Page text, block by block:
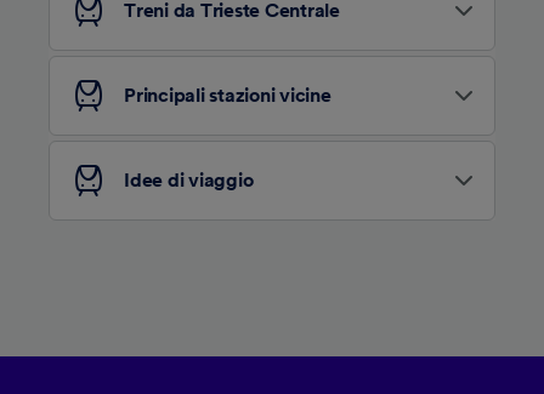
Treni da Trieste Centrale
Principali stazioni vicine
Idee di viaggio